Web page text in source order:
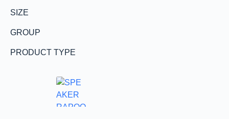
SIZE
GROUP
PRODUCT TYPE